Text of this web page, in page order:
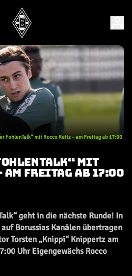
FohlenTalk“ mit Rocco Reitz – am Freitag ab 17:00
MIT
AM FREITAG AB 17:00
geht in die nächste Runde! In
Borussias Kanälen übertragen
Torsten „Knippi“ Knippertz am
Uhr Eigengewächs Rocco